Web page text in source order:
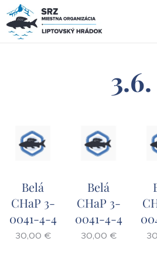
3.6.
Belá
CHaP 3-
0041-4-4
30,00 €
Belá
CHaP 3-
0041-4-4
30,00 €